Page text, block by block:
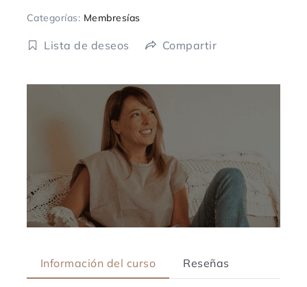
Categorías: Membresías
Lista de deseos Compartir
Información del curso Reseñas